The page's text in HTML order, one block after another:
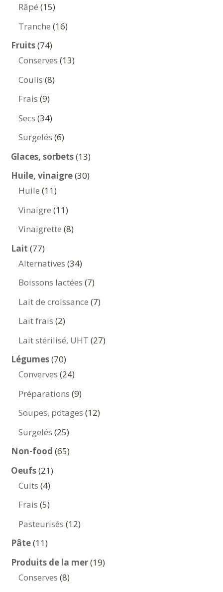
Râpé 1515
produits
Tranche 1616
Fruits 7474
produits
Conserves 1313
Coulis 88
Frais 99
produits
Secs 3434
produits
Surgelés 66
produits
Glaces, sorbets 1313
produits
Huile, vinaigre 3030
Huile 1111
produits
Vinaigre 1111
produits
Vinaigrette 88
Lait 7777
produits
Alternatives 3434
produits
Boissons lactées 77
produits
Lait de croissance 77
Lait frais 22
produits
Lait stérilisé, UHT 2727
Légumes 7070
produits
Converves 2424
produits
Préparations 99
produits
Soupes, potages 1212
Surgelés 2525
produits
Non-food 6565
Oeufs 2121
Cuits 44
produits
Frais 55
produits
Pasteurisés 1212
Pâte 1111
produits
Produits de la mer 1919
Conserves 88